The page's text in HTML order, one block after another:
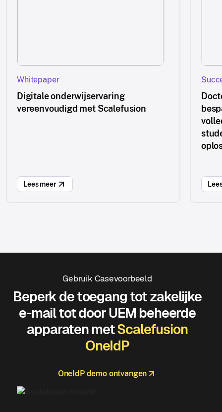
Whitepaper
Digitale onderwijservaring
vereenvoudigd met Scalefusion
Lees meer
Gebruik Casevoorbeeld
Beperk de toegang tot zakelijke
e-mail tot door UEM beheerde
apparaten metScalefusion
OneIdP
OneIdP demo ontvangen